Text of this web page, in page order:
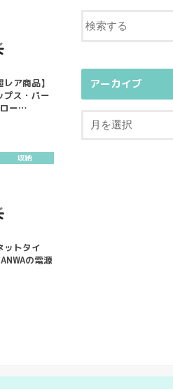
ア商品】
プス・パー
ロー…
収納
ットタイ
の電源
アーカイブ